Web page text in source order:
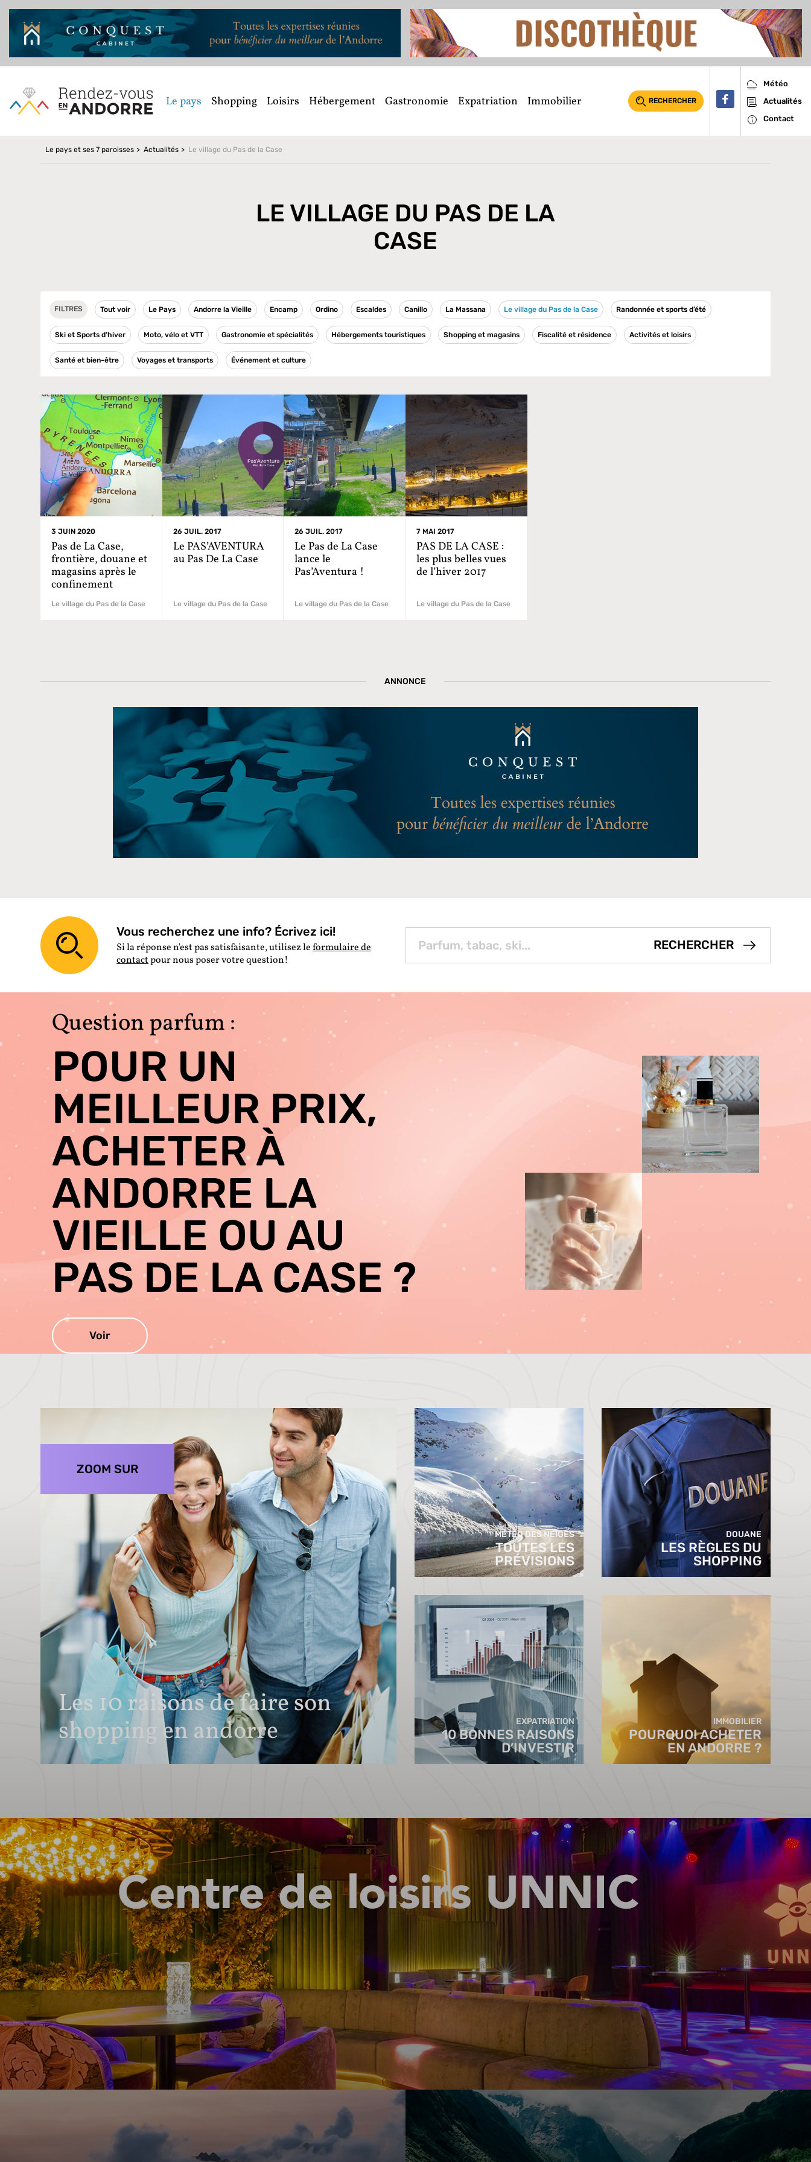
Le pays Shopping Loisirs Hébergement Gastronomie Expatriation Immobilier RECHERCHER
Météo
Actualités
Contact
Le pays et ses 7 paroisses Actualités Le village du Pas de la Case
LE VILLAGE DU PAS DE LA
CASE
FILTRES Tout voir Le Pays Andorre la Vieille Encamp Ordino Escaldes Canillo La Massana Le village du Pas de la Case Randonnée et sports d’été
Ski et Sports d’hiver Moto, vélo et VTT Gastronomie et spécialités Hébergements touristiques Shopping et magasins Fiscalité et résidence Activités et loisirs
Santé et bien-être Voyages et transports Événement et culture
3 JUIN 2020
Pas de La Case,
frontière, douane et
magasins après le
confinement
Le village du Pas de la Case
26 JUIL. 2017
Le PAS’AVENTURA
au Pas De La Case
Le village du Pas de la Case
26 JUIL. 2017
Le Pas de La Case
lance le
Pas’Aventura !
Le village du Pas de la Case
7 MAI 2017
PAS DE LA CASE :
les plus belles vues
de l’hiver 2017
Le village du Pas de la Case
ANNONCE
Vous recherchez une info? Écrivez ici!
Si la réponse n'est pas satisfaisante, utilisez leformulaire de
contactpour nous poser votre question!
Question parfum :
POUR UN
MEILLEUR PRIX,
ACHETER À
ANDORRE LA
VIEILLE OU AU
PAS DE LA CASE ?
Voir
ZOOM SUR
Les 10 raisons de faire son
shopping en andorre
MÉTÉO DES NEIGES
TOUTES LES
PRÉVISIONS
DOUANE
LES RÈGLES DU
SHOPPING
EXPATRIATION
10 BONNES RAISONS
D’INVESTIR
IMMOBILIER
POURQUOI ACHETER
EN ANDORRE ?